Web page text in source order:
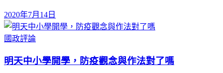
2020年7月14日
國政評論
明天中小學開學，防疫觀念與作法對了嗎